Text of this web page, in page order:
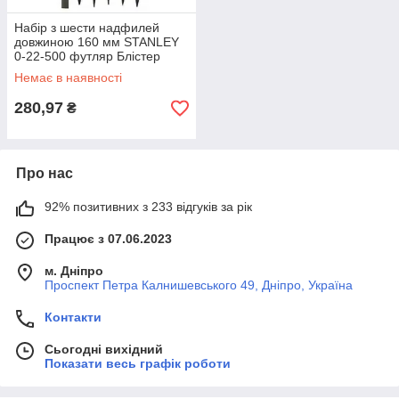
Набір з шести надфилей
довжиною 160 мм STANLEY
0-22-500 футляр Блістер
нове 6 штук матеріал ручки -
пластмаса
Немає в наявності
280,97 ₴
Про нас
92% позитивних з 233 відгуків за рік
Працює з 07.06.2023
м. Дніпро
Проспект Петра Калнишевського 49, Дніпро, Україна
Контакти
Сьогодні вихідний
Показати весь графік роботи